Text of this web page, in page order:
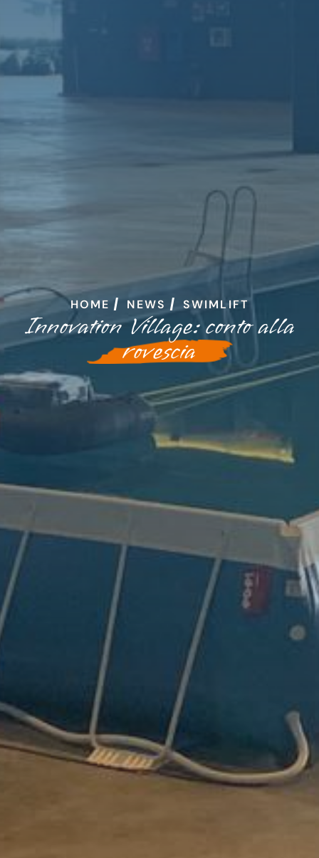
HOME NEWS SWIMLIFT
Innovation Village: conto alla
rovescia